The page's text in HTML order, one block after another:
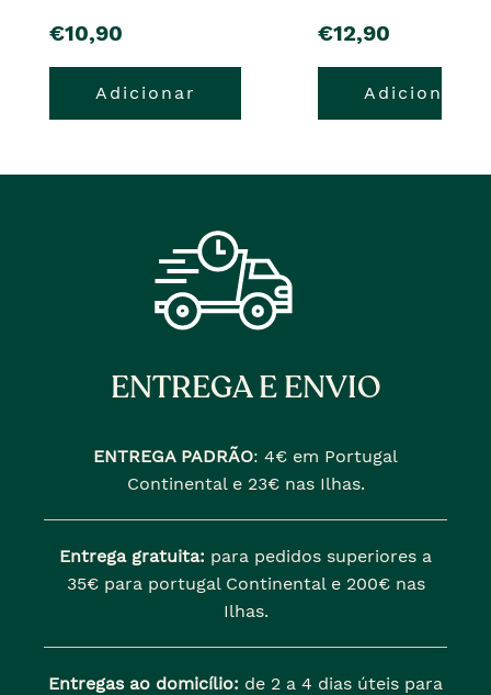
pre�o
€10,90
Adicionar
pre�o
€12,90
Adicionar
ENTREGA E ENVIO
ENTREGA PADRÃO: 4€ em Portugal
Continental e 23€ nas Ilhas.
Entrega gratuita: para pedidos superiores a
35€ para portugal Continental e 200€ nas
Ilhas.
Entregas ao domicílio: de 2 a 4 dias úteis para